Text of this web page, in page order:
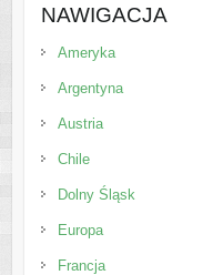
NAWIGACJA
Ameryka
Argentyna
Austria
Chile
Dolny Śląsk
Europa
Francja